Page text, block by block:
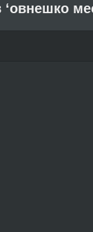
‘овнешко